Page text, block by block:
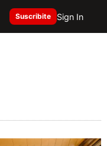
Suscribite Sign In